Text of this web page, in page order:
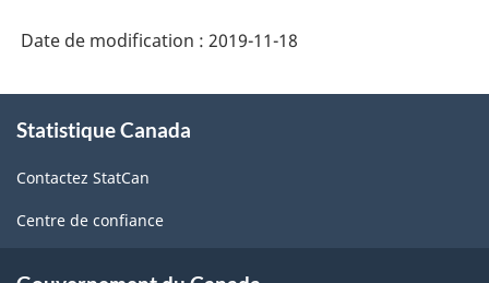
classification
Date de modification : 2019-11-18
propos
ce
site
Statistique Canada
Contactez StatCan
Centre de confiance